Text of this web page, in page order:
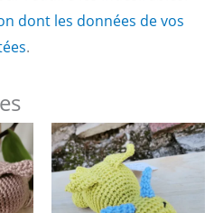
dont les données de vos
.